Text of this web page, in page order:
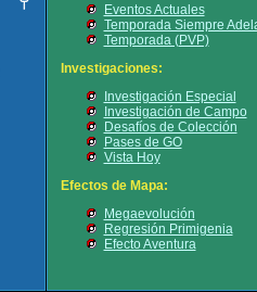
Eventos Actuales
Temporada Siempre
Temporada (PVP)
Investigaciones:
Investigación Especial
Investigación de Campo
Desafíos de Colección
Pases de GO
Vista Hoy
Efectos de Mapa:
Megaevolución
Regresión Primigenia
Efecto Aventura